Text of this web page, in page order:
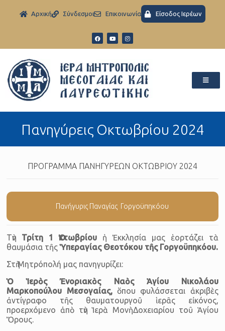
Aρχική Σύνδεσμοι Eπικοινωνία Είσοδος Ιερέων
Πανηγύρεις Οκτωβρίου 2024
ΠΡΟΓΡΑΜΜΑ ΠΑΝΗΓΥΡΕΩΝ ΟΚΤΩΒΡΙΟΥ 2024
Πανήγυρις Παναγίας Γοργοϋπηκόου
Τὴν Τρίτη 1 Ὀκτωβρίου ἡ Ἐκκλησία μας ἑορτάζει τὰ
θαυμάσια τῆςὙπεραγίας Θεοτόκου τῆς Γοργοϋπηκόου.
Στὴ Μητρόπολή μας πανηγυρίζει:
Ὁ Ἱερὸς Ἐνοριακὸς Ναὸς Ἁγίου Νικολάου
Μαρκοπούλου Μεσογαίας,ὅπου φυλάσσεται ἀκριβὲς
ἀντίγραφο τῆς θαυματουργοῦ ἱερᾶς εἰκόνος,
προερχόμενο ἀπὸ τὴν Ἱερὰ Μονὴ Δοχειαρίου τοῦ Ἁγίου
Ὄρους.